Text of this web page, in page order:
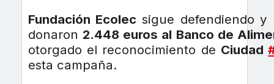
Fundación Ecolec sigue defendiendo y
donaron 2.448 euros al Banco de
otorgado el reconocimiento de Ciudad
esta campaña.